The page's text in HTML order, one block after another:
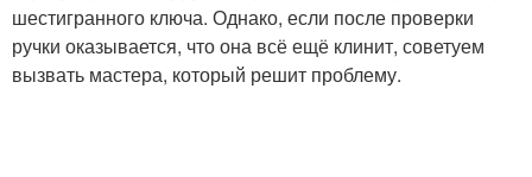
шестигранного ключа. Однако, если после проверки
ручки оказывается, что она всё ещё клинит, советуем
вызвать мастера, который решит проблему.